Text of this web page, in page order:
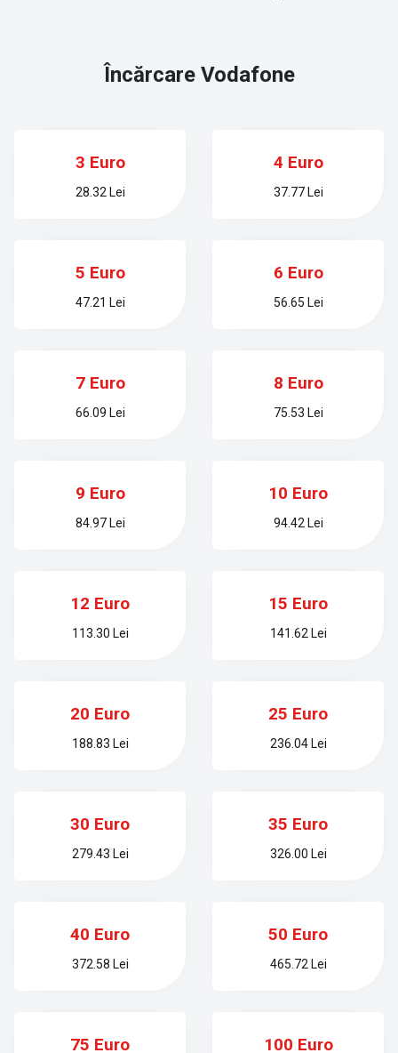
Încărcare Vodafone
3 Euro
28.32 Lei
4 Euro
37.77 Lei
5 Euro
47.21 Lei
6 Euro
56.65 Lei
7 Euro
66.09 Lei
8 Euro
75.53 Lei
9 Euro
84.97 Lei
10 Euro
94.42 Lei
12 Euro
113.30 Lei
15 Euro
141.62 Lei
20 Euro
188.83 Lei
25 Euro
236.04 Lei
30 Euro
279.43 Lei
35 Euro
326.00 Lei
40 Euro
372.58 Lei
50 Euro
465.72 Lei
75 Euro 100 Euro